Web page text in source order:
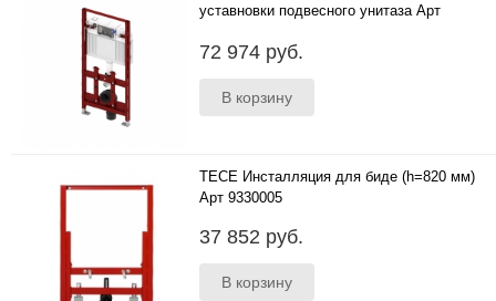
уставновки подвесного унитаза Арт
72 974 руб.
TECE Инсталляция для биде (h=820 мм)
Арт 9330005
37 852 руб.